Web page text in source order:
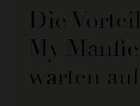
Die
My
warten